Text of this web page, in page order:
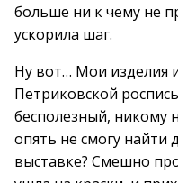
больше ни к чему не
ускорила шаг.
Ну вот… Мои изделия
Петриковской
бесполезный, никому
опять не смогу найти
выставке? Смешно